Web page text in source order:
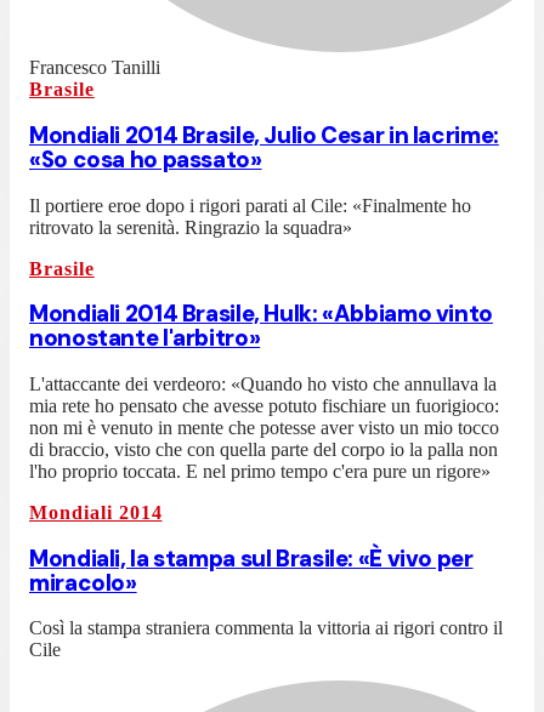
Francesco Tanilli
Brasile
Mondiali 2014 Brasile, Julio Cesar in lacrime:
«So cosa ho passato»
Il portiere eroe dopo i rigori parati al Cile: «Finalmente ho
ritrovato la serenità. Ringrazio la squadra»
Brasile
Mondiali 2014 Brasile, Hulk: «Abbiamo vinto
nonostante l'arbitro»
L'attaccante dei verdeoro: «Quando ho visto che annullava la
mia rete ho pensato che avesse potuto fischiare un fuorigioco:
non mi è venuto in mente che potesse aver visto un mio tocco
di braccio, visto che con quella parte del corpo io la palla non
l'ho proprio toccata. E nel primo tempo c'era pure un rigore»
Mondiali 2014
Mondiali, la stampa sul Brasile: «È vivo per
miracolo»
Così la stampa straniera commenta la vittoria ai rigori contro il
Cile